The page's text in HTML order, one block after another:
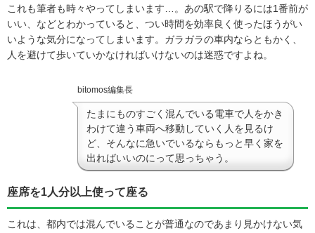
これも筆者も時々やってしまいます…。あの駅で降りるには1番前が
いい、などとわかっていると、つい時間を効率良く使ったほうがい
いような気分になってしまいます。ガラガラの車内ならともかく、
人を避けて歩いていかなければいけないのは迷惑ですよね。
bitomos編集長
たまにものすごく混んでいる電車で人をかき
わけて違う車両へ移動していく人を見るけ
ど、そんなに急いでいるならもっと早く家を
出ればいいのにって思っちゃう。
座席を1人分以上使って座る
これは、都内では混んでいることが普通なのであまり見かけない気